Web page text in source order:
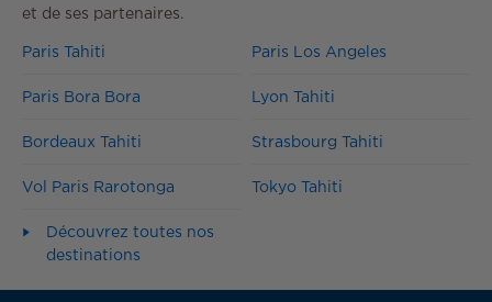
et de ses partenaires.
Paris Tahiti Paris Los Angeles
Paris Bora Bora Lyon Tahiti
Bordeaux Tahiti Strasbourg Tahiti
Vol Paris Rarotonga Tokyo Tahiti
Découvrez toutes nos
destinations